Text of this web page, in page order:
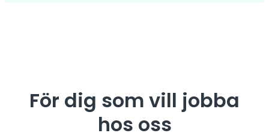
För dig som vill jobba
hos oss